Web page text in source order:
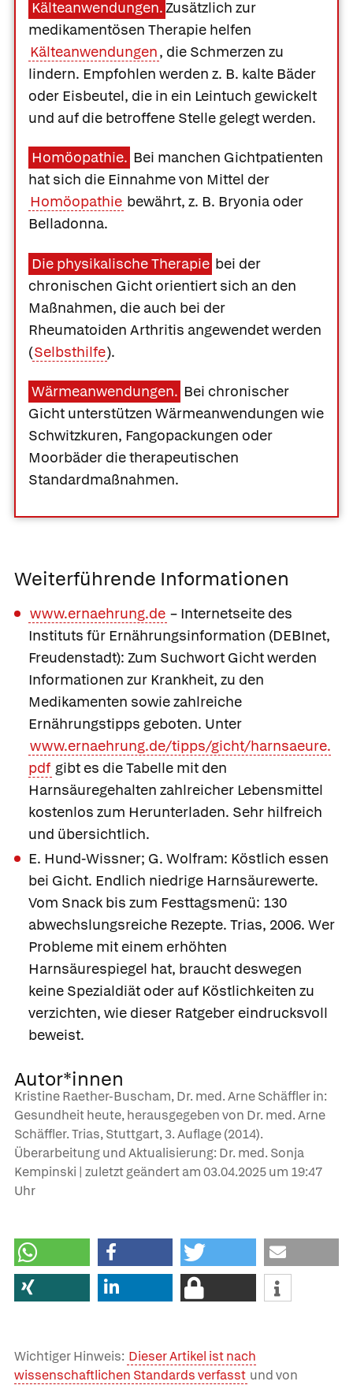
Kälteanwendungen.Zusätzlich zur
medikamentösen Therapie helfen
Kälteanwendungen, die Schmerzen zu
lindern. Empfohlen werden z. B. kalte Bäder
oder Eisbeutel, die in ein Leintuch gewickelt
und auf die betroffene Stelle gelegt werden.
Homöopathie. Bei manchen Gichtpatienten
hat sich die Einnahme von Mittel der
Homöopathie bewährt, z. B. Bryonia oder
Belladonna.
Die physikalische Therapie bei der
chronischen Gicht orientiert sich an den
Maßnahmen, die auch bei der
Rheumatoiden Arthritis angewendet werden
(Selbsthilfe).
Wärmeanwendungen. Bei chronischer
Gicht unterstützen Wärmeanwendungen wie
Schwitzkuren, Fangopackungen oder
Moorbäder die therapeutischen
Standardmaßnahmen.
Weiterführende Informationen
www.ernaehrung.de – Internetseite des
Instituts für Ernährungsinformation (DEBInet,
Freudenstadt): Zum Suchwort Gicht werden
Informationen zur Krankheit, zu den
Medikamenten sowie zahlreiche
Ernährungstipps geboten. Unter
www.ernaehrung.de/tipps/gicht/harnsaeure.
pdf gibt es die Tabelle mit den
Harnsäuregehalten zahlreicher Lebensmittel
kostenlos zum Herunterladen. Sehr hilfreich
und übersichtlich.
E. Hund-Wissner; G. Wolfram: Köstlich essen
bei Gicht. Endlich niedrige Harnsäurewerte.
Vom Snack bis zum Festtagsmenü: 130
abwechslungsreiche Rezepte. Trias, 2006. Wer
Probleme mit einem erhöhten
Harnsäurespiegel hat, braucht deswegen
keine Spezialdiät oder auf Köstlichkeiten zu
verzichten, wie dieser Ratgeber eindrucksvoll
beweist.
Autor*innen
Kristine Raether-Buscham, Dr. med. Arne Schäffler in:
Gesundheit heute, herausgegeben von Dr. med. Arne
Schäffler. Trias, Stuttgart, 3. Auflage (2014).
Überarbeitung und Aktualisierung: Dr. med. Sonja
Kempinski | zuletzt geändert am03.04.2025um 19:47
Uhr
Wichtiger Hinweis: Dieser Artikel ist nach
wissenschaftlichen Standards verfasst und von